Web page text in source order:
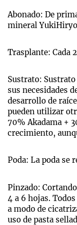
Abonado: De
mineral
Trasplante: Cada
Sustrato:
sus necesidades
desarrollo de
pueden utilizar
70% Akadama +
crecimiento,
Poda: La poda se
Pinzado:
4 a 6 hojas.
a modo de
uso de pasta